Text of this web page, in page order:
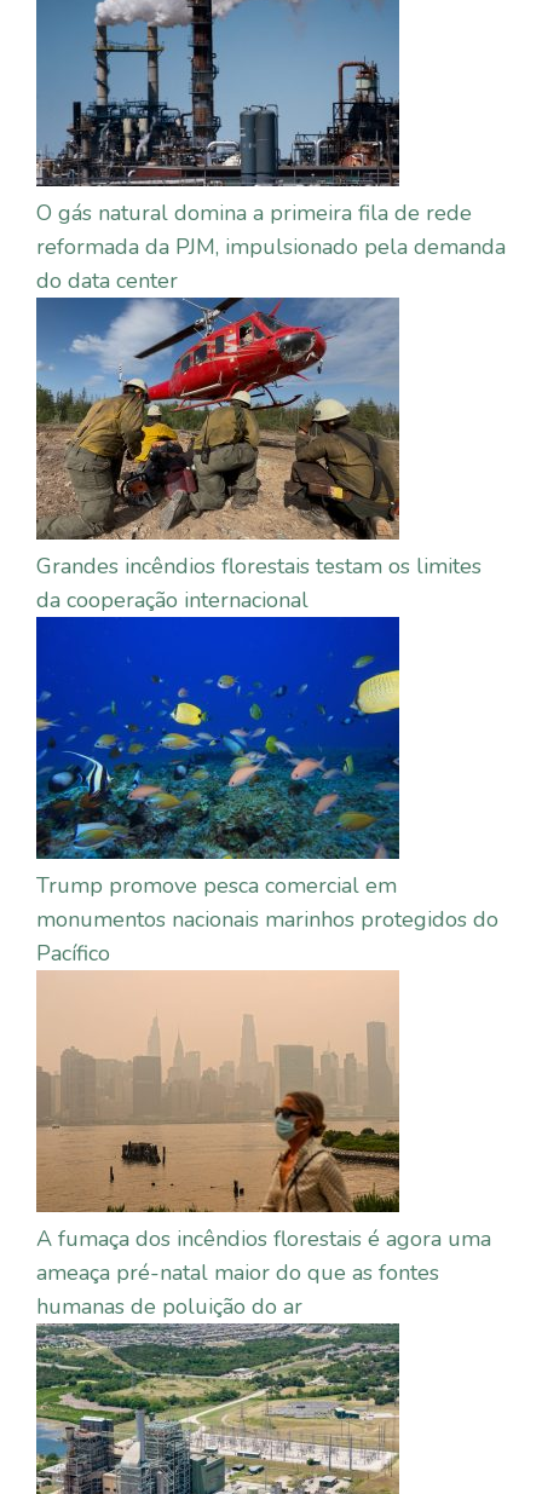
O gás natural domina a primeira fila de rede
reformada da PJM, impulsionado pela demanda
do data center
Grandes incêndios florestais testam os limites
da cooperação internacional
Trump promove pesca comercial em
monumentos nacionais marinhos protegidos do
Pacífico
A fumaça dos incêndios florestais é agora uma
ameaça pré-natal maior do que as fontes
humanas de poluição do ar